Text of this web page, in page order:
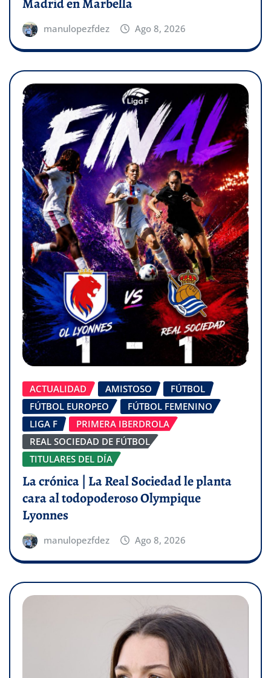
manulopezfdez Ago 8, 2026
ACTUALIDAD AMISTOSO
FÚTBOL
FÚTBOL EUROPEO
FÚTBOL FEMENINO
LIGA F
PRIMERA IBERDROLA
REAL SOCIEDAD DE FÚTBOL
TITULARES DEL DÍA
La crónica | La Real Sociedad le planta
cara al todopoderoso Olympique
Lyonnes
manulopezfdez Ago 8, 2026